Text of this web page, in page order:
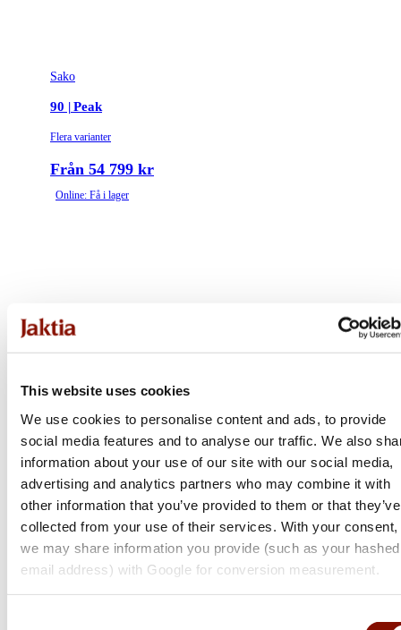
This website uses cookies
We use cookies to personalise content and ads, to provide
social media features and to analyse our traffic. We also
information about your use of our site with our social media,
advertising and analytics partners who may combine it with
other information that you’ve provided to them or that they’ve
collected from your use of their services. With your consent,
we may share information you provide (such as your hashed
email address) with Google for conversion measurement.
Sako
90 | Peak
Flera varianter
Från 54 799 kr
Online: Få i lager
Tikka